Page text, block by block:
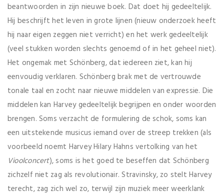
beantwoorden in zijn nieuwe boek. Dat doet hij gedeeltelijk.
Hij beschrijft het leven in grote lijnen (nieuw onderzoek heeft
hij naar eigen zeggen niet verricht) en het werk gedeeltelijk
(veel stukken worden slechts genoemd of in het geheel niet).
Het ongemak met Schönberg, dat iedereen ziet, kan hij
eenvoudig verklaren. Schönberg brak met de vertrouwde
tonale taal en zocht naar nieuwe middelen van expressie. Die
middelen kan Harvey gedeeltelijk begrijpen en onder woorden
brengen. Soms verzacht de formulering de schok, soms kan
een uitstekende musicus iemand over de streep trekken (als
voorbeeld noemt Harvey Hilary Hahns vertolking van het
Vioolconcert), soms is het goed te beseffen dat Schönberg
zichzelf niet zag als revolutionair. Stravinsky, zo stelt Harvey
terecht, zag zich wel zo, terwijl zijn muziek meer weerklank